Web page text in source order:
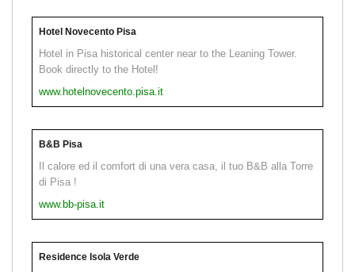
Hotel Novecento Pisa
Hotel in Pisa historical center near to the Leaning Tower.
Book directly to the Hotel!
www.hotelnovecento.pisa.it
B&B Pisa
Il calore ed il comfort di una vera casa, il tuo B&B alla Torre
di Pisa !
www.bb-pisa.it
Residence Isola Verde